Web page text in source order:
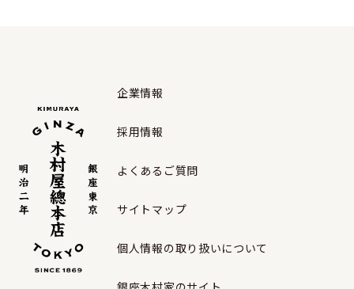
企業情報
採用情報
よくあるご質問
サイトマップ
個人情報の取り扱いについて